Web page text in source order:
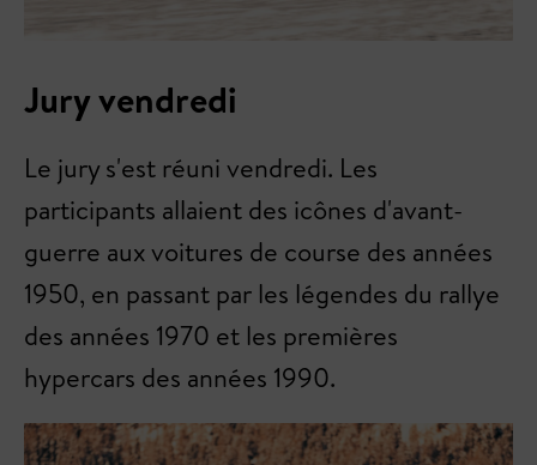
Jury vendredi
Le jury s'est réuni vendredi. Les
participants allaient des icônes d'avant-
guerre aux voitures de course des années
1950, en passant par les légendes du rallye
des années 1970 et les premières
hypercars des années 1990.